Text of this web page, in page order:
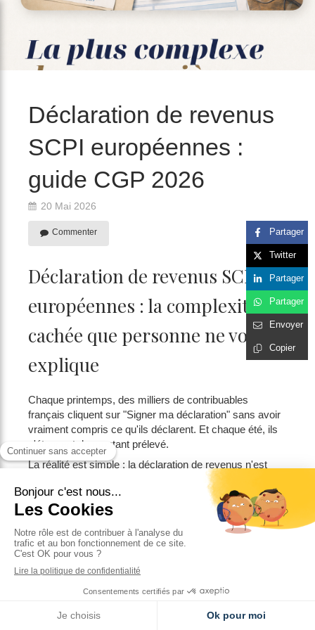
Déclaration de revenus
SCPI européennes :
guide CGP 2026
20 Mai 2026
Commenter
Déclaration de revenus SCPI
européennes : la complexité
cachée que personne ne vous
explique
Chaque printemps, des milliers de contribuables
français cliquent sur "Signer ma déclaration" sans avoir
vraiment compris ce qu'ils déclarent. Et chaque été, ils
s'étonnent du montant prélevé.
La réalité est simple : la déclaration de revenus n'est
plus un acte administratif. Pour les foyers fiscaux qui
cumulent plusieurs dispositifs patrimoniaux —
investissement locatif Pinel, SCPI investies en Europe,
activité indépendante, déficits fonciers à imputer,
comptes à l'étranger — c'est devenu un véritable acte
patrimonial. Chaque case mal renseignée représente
potentiellement plusieurs centaines d'euros d'impôts en
complexe de ma carrière de Conseil en gestion de
Partager
Twitter
Partager
Partager
Envoyer
Copier